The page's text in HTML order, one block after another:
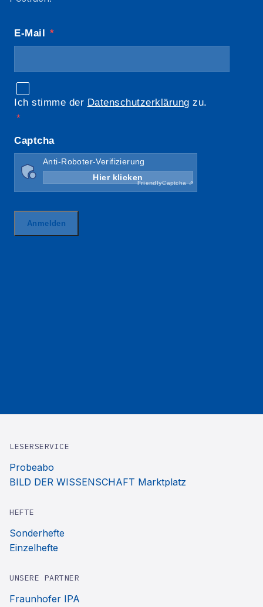
LESERSERVICE
Probeabo
BILD DER WISSENSCHAFT Marktplatz
HEFTE
Sonderhefte
Einzelhefte
UNSERE PARTNER
Fraunhofer IPA